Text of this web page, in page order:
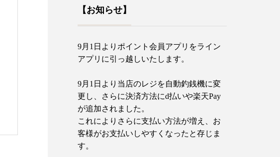
【お知らせ】
9月1日よりポイント会員アプリをライン
アプリに引っ越しいたします。
9月1日より当店のレジを自動釣銭機に変
更し、さらに決済方法にd払いや楽天Pay
が追加されました。
これによりさらに支払い方法が増え、お
客様がお支払いしやすくなったと存じま
す。